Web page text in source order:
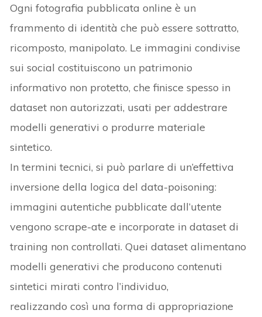
Ogni fotografia pubblicata online è un
frammento di identità che può essere sottratto,
ricomposto, manipolato. Le immagini condivise
sui social costituiscono un patrimonio
informativo non protetto, che finisce spesso in
dataset non autorizzati, usati per addestrare
modelli generativi o produrre materiale
sintetico.
In termini tecnici, si può parlare di un’effettiva
inversione della logica del data-poisoning:
immagini autentiche pubblicate dall’utente
vengono scrape-ate e incorporate in dataset di
training non controllati. Quei dataset alimentano
modelli generativi che producono contenuti
sintetici mirati contro l’individuo,
realizzando così una forma di appropriazione